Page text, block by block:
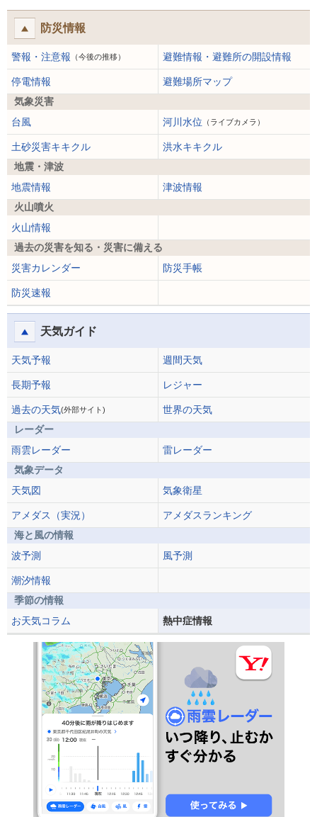
防災情報
警報・注意報 （今後の推移） 避難情報・避難所の開設情報
停電情報
避難場所マップ
気象災害
台風
河川水位 （ライブカメラ）
土砂災害キキクル
洪水キキクル
地震・津波
地震情報
津波情報
火山噴火
火山情報
過去の災害を知る・災害に備える
災害カレンダー
防災手帳
防災速報
天気ガイド
天気予報 週間天気
長期予報 レジャー
過去の天気(外部サイト)
世界の天気
レーダー
雨雲レーダー
雷レーダー
気象データ
天気図
気象衛星
アメダス（実況）
アメダスランキング
海と風の情報
波予測
風予測
潮汐情報
季節の情報
お天気コラム
熱中症情報